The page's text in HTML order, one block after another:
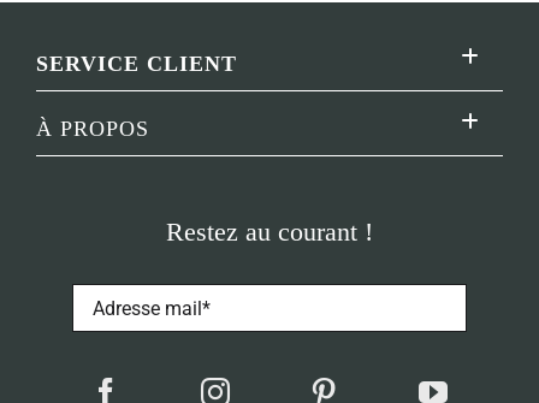
SERVICE CLIENT
Toggle
Lexique
Supports techniques
Commencer mon projet
À PROPOS
Toggle
Qui sommes-nous ?
Engagements
Restez au courant !